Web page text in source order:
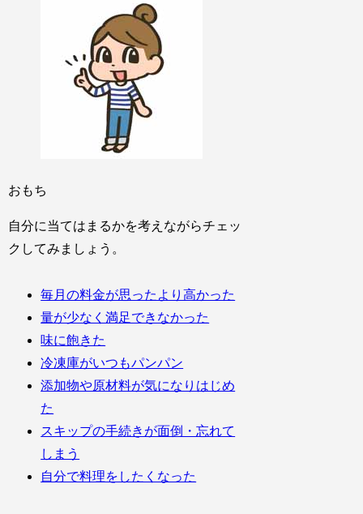
おもち
自分に当てはまるかを考えながらチェッ
クしてみましょう。
毎月の料金が思ったより高かった
量が少なく満足できなかった
味に飽きた
冷凍庫がいつもパンパン
添加物や原材料が気になりはじめ
た
スキップの手続きが面倒・忘れて
しまう
自分で料理をしたくなった